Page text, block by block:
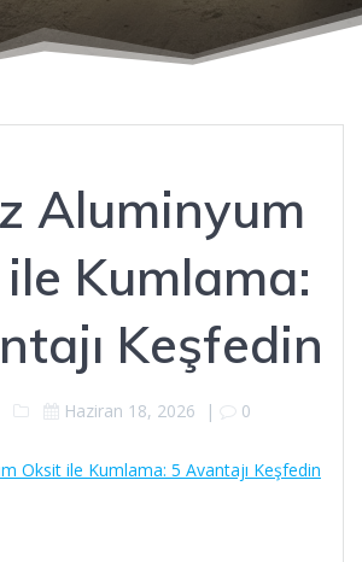
Aluminyum
Kumlama:
Keşfedin
Haziran 18, 2026 | 0